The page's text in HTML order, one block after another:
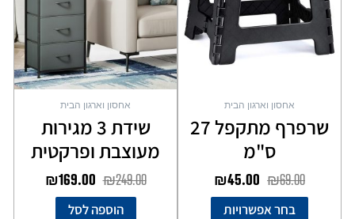
אחסון וארגון הבית
שרפרף מתקפל 27
ס"מ
₪69.00
₪45.00
בחר אפשרויות
סוגים.
ניתן
לבחור
את
האפשרויות
אחסון וארגון הבית
שידת 3 מגירות
מעוצבת ופרקטית
₪249.00
₪169.00
הוספה לסל